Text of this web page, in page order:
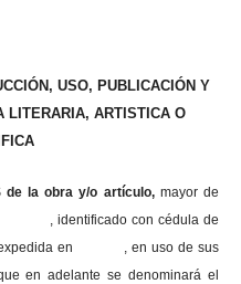
USO, PUBLICACIÓN Y
LITERARIA, ARTISTICA O
de la obra y/o artículo, mayor de
identificado con cédula de
en , en uso de sus
en adelante se denominará el